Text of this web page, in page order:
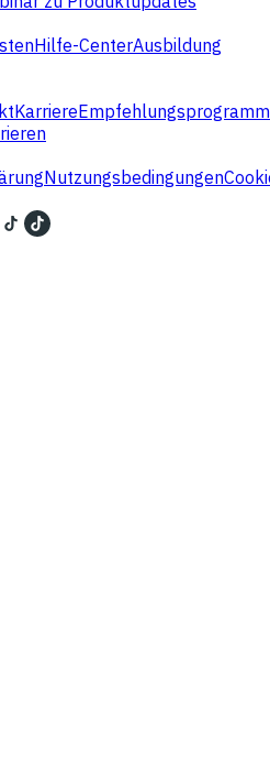
Hilfe-CenterAusbildung
KarriereEmpfehlungsprogramm
Nutzungsbedingungen